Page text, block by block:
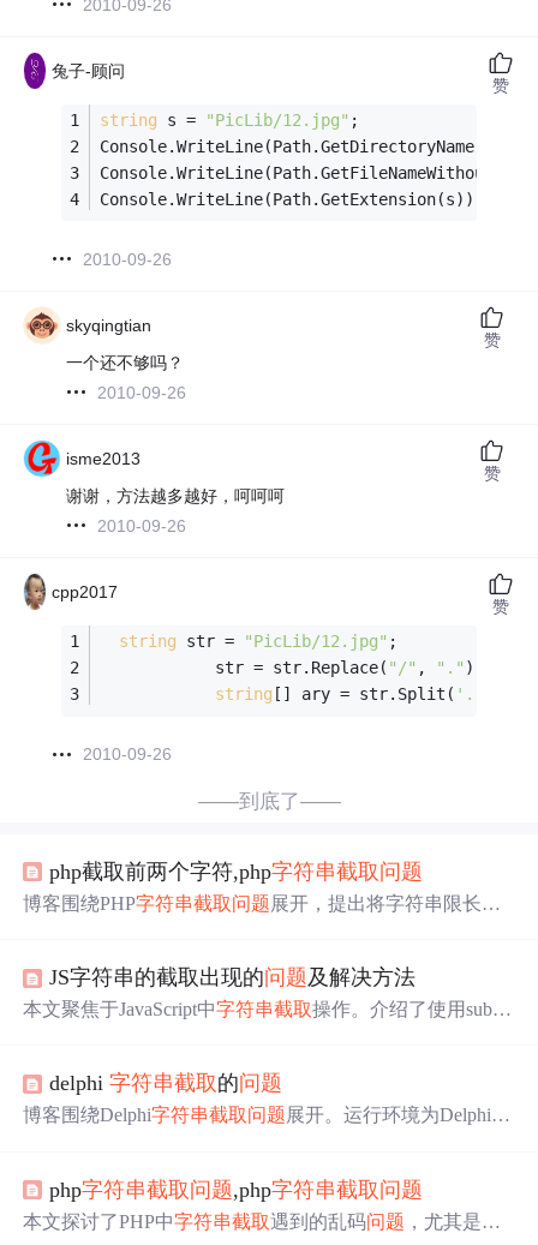
2010-09-26
兔子-顾问
string s = "PicLib/12.jpg" ;
Console.WriteLine(Path.GetDirectoryName(s));
Console.WriteLine(Path.GetExtension(s));
2010-09-26
赞
skyqingtian
一个还不够吗？
2010-09-26
赞
isme2013
谢谢，方法越多越好，呵呵呵
2010-09-26
赞
cpp2017
string str = "PicLib/12.jpg" ;
            str = str.Replace(
"/" , "." );
string [] ary = str.Split( '.'
2010-09-26
赞
——到底了——
php截取前两个字符,php字符串截取问题
博客围绕PHP字符串截取问题展开，提出将字符串限长显
个解决函数，还补充了GB2312和utf8编码字符串的截取方
法。
JS字符串的截取出现的问题及解决方法
本文聚焦于JavaScript中字符串截取操作。介绍了使用substr
应的解决办法，如使用slice方法等。
delphi字符串截取的问题
博客围绕Delphi字符串截取问题展开。运行环境为Delphi X
看语法没问题。推断可能是Delphi升级处理pchar和pwidech
ar的问题所致。
php字符串截取问题,php字符串截取问题
本文探讨了PHP中字符串截取遇到的乱码问题 ，尤其是在